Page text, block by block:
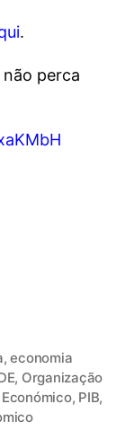
.
não perca
,economia
, Organização
, PIB,